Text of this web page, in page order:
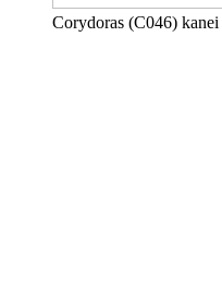
Corydoras (C046) kanei